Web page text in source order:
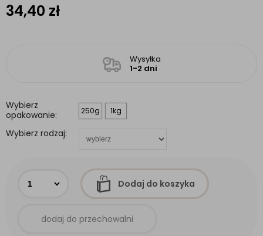
34,40 zł
Wysyłka
1-2 dni
Wybierz
opakowanie:
250g 1kg
Wybierz rodzaj:
Dodaj do koszyka
dodaj do przechowalni